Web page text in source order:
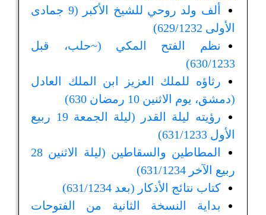
ألف ولد روحي للشيخ الأكبر (9 جمادى
الأولى 629/1232)
نظم الفتح المكي (~حلب، قبل
630/1233)
رثاؤه للملك العزيز ابن الملك العادل
(دمشق، يوم الاثنين 10 رمضان 630)
رؤيته ليلة القدر (ليلة الجمعة 19 ربيع
الأول 631/1233)
المطاطين والسقاطين (ليلة الاثنين 28
ربيع الآخر 631/1234)
كتاب نتائج الأذكار (بعد 631/1234)
بداية النسخة الثانية من الفتوحات